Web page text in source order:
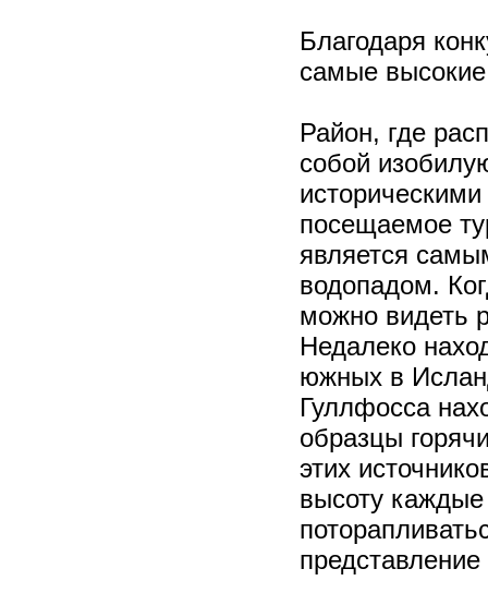
Благодаря
самые высокие
Район, где
собой
посещаемое
является
водопадом.
можно видеть
Недалеко
южных в
Гуллфосса
образцы
этих
высоту